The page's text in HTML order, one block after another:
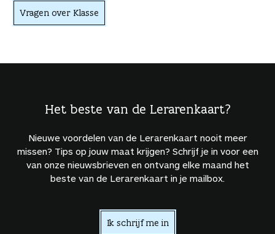
Vragen over Klasse
Het beste van de Lerarenkaart?
Nieuwe voordelen van de Lerarenkaart nooit meer
missen? Tips op jouw maat krijgen? Schrijf je in voor een
van onze nieuwsbrieven en ontvang elke maand het
beste van de Lerarenkaart in je mailbox.
Ik schrijf me in